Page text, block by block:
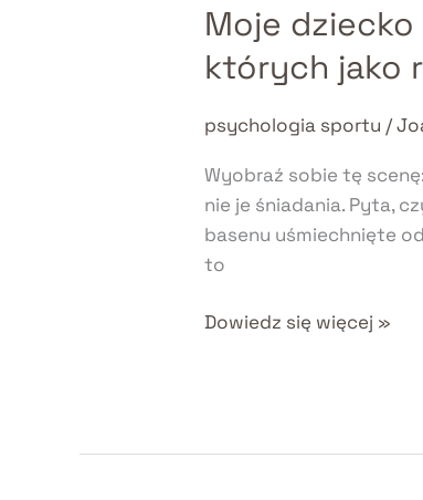
Moje
których jako
psychologia sportu /
Wyobraź sobie tę
nie je śniadania. Pyta,
basenu uśmiechnięte
to
Moje
dziecko
stresuje
przed
zawodami
3
rodzaje
których
nie
Dowiedz się więcej »